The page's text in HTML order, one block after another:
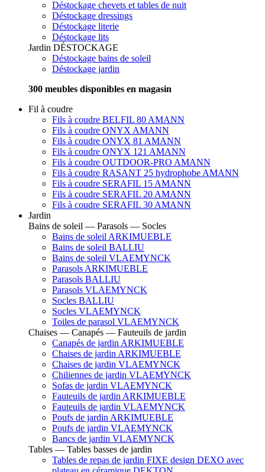
Déstockage chevets et tables de nuit
Déstockage dressings
Déstockage literie
Déstockage lits
Jardin DÉSTOCKAGE
Déstockage bains de soleil
Déstockage jardin
300 meubles disponibles en magasin
Fil à coudre
Fils à coudre BELFIL 80 AMANN
Fils à coudre ONYX AMANN
Fils à coudre ONYX 81 AMANN
Fils à coudre ONYX 121 AMANN
Fils à coudre OUTDOOR-PRO AMANN
Fils à coudre RASANT 25 hydrophobe AMANN
Fils à coudre SERAFIL 15 AMANN
Fils à coudre SERAFIL 20 AMANN
Fils à coudre SERAFIL 30 AMANN
Jardin
Bains de soleil — Parasols — Socles
Bains de soleil ARKIMUEBLE
Bains de soleil BALLIU
Bains de soleil VLAEMYNCK
Parasols ARKIMUEBLE
Parasols BALLIU
Parasols VLAEMYNCK
Socles BALLIU
Socles VLAEMYNCK
Toiles de parasol VLAEMYNCK
Chaises — Canapés — Fauteuils de jardin
Canapés de jardin ARKIMUEBLE
Chaises de jardin ARKIMUEBLE
Chaises de jardin VLAEMYNCK
Chiliennes de jardin VLAEMYNCK
Sofas de jardin VLAEMYNCK
Fauteuils de jardin ARKIMUEBLE
Fauteuils de jardin VLAEMYNCK
Poufs de jardin ARKIMUEBLE
Poufs de jardin VLAEMYNCK
Bancs de jardin VLAEMYNCK
Tables — Tables basses de jardin
Tables de repas de jardin FIXE design DEXO avec